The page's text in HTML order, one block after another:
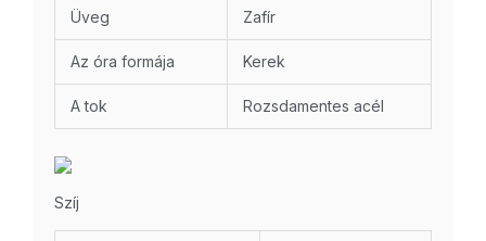
Üveg Zafír
Az óra formája Kerek
A tok Rozsdamentes acél
Szíj